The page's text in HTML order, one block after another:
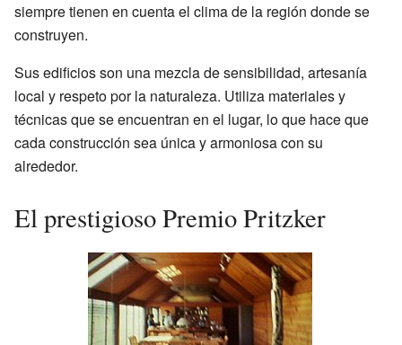
siempre tienen en cuenta el clima de la región donde se
construyen.
Sus edificios son una mezcla de sensibilidad, artesanía
local y respeto por la naturaleza. Utiliza materiales y
técnicas que se encuentran en el lugar, lo que hace que
cada construcción sea única y armoniosa con su
alrededor.
El prestigioso Premio Pritzker